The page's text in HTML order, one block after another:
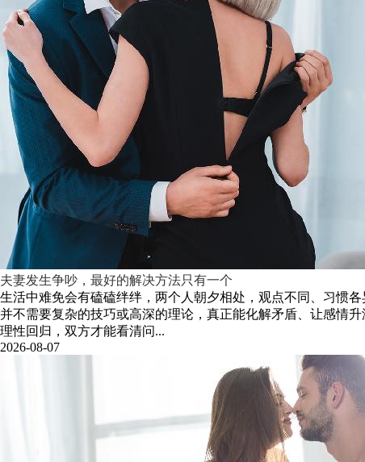
夫妻发生争吵，最好的解决方法只有一个
生活中难免会有磕磕绊绊，两个人朝夕相处，观点不同、习惯
并不需要复杂的技巧或高深的理论，真正能化解矛盾、让感情
理性回归，双方才能看清问...
2026-08-07